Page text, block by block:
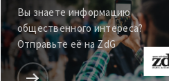
Вы знаете информацию
общественного интереса?
Отправьте её на ZdG